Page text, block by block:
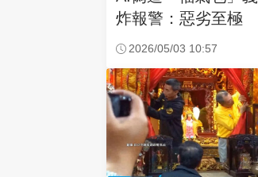
炸報警：惡劣至極
2026/05/03 10:57